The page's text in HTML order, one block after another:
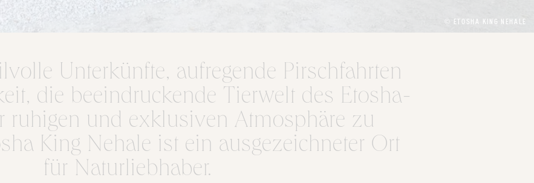
© ETOSHA KING NEHALE
Unterkünfte, aufregende Pirschfahrten
die beeindruckende Tierwelt des Etosha-
ruhigen und exklusiven Atmosphäre zu
King Nehale ist ein ausgezeichneter Ort
für Naturliebhaber.